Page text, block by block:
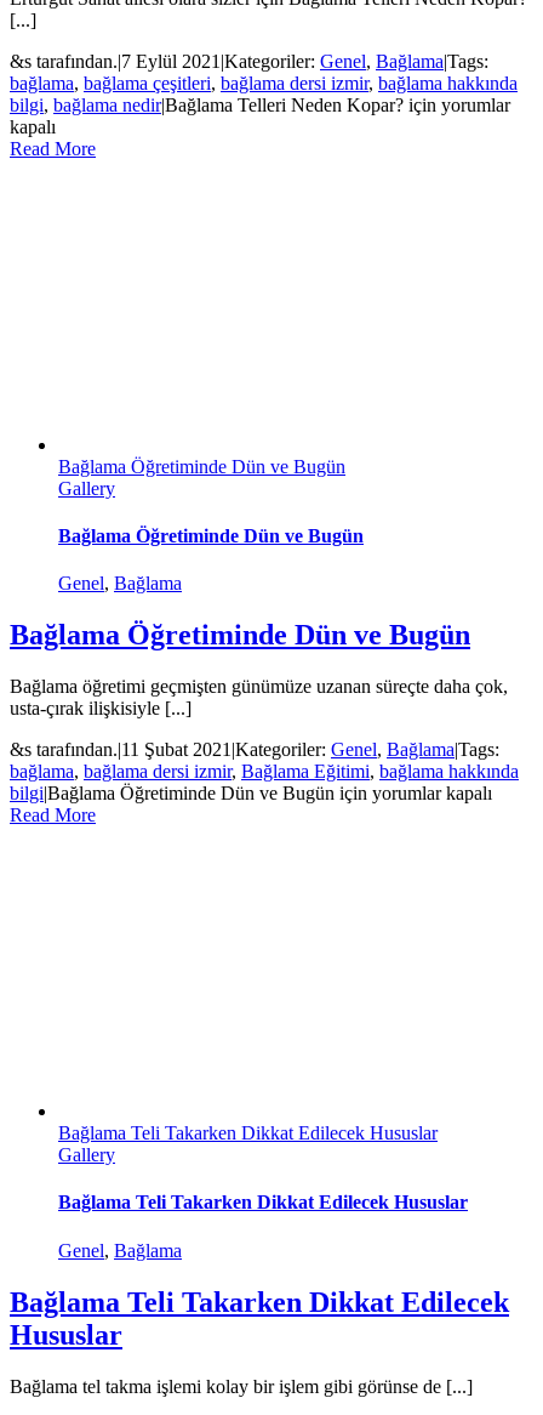
[...]
&s tarafından.|7 Eylül 2021 |Kategoriler: Genel, Bağlama|Tags:
bağlama, bağlama çeşitleri, bağlama dersi izmir, bağlama hakkında
bilgi, bağlama nedir|Bağlama Telleri Neden Kopar? için yorumlar
kapalı
Read More
Bağlama Öğretiminde Dün ve Bugün
Gallery
Bağlama Öğretiminde Dün ve Bugün
Genel, Bağlama
Bağlama Öğretiminde Dün ve Bugün
Bağlama öğretimi geçmişten günümüze uzanan süreçte daha çok,
usta-çırak ilişkisiyle [...]
&s tarafından.|11 Şubat 2021 |Kategoriler: Genel, Bağlama|Tags:
bağlama, bağlama dersi izmir, Bağlama Eğitimi, bağlama hakkında
bilgi|Bağlama Öğretiminde Dün ve Bugün için yorumlar kapalı
Read More
Bağlama Teli Takarken Dikkat Edilecek Hususlar
Gallery
Bağlama Teli Takarken Dikkat Edilecek Hususlar
Genel, Bağlama
Bağlama Teli Takarken Dikkat Edilecek
Hususlar
Bağlama tel takma işlemi kolay bir işlem gibi görünse de [...]